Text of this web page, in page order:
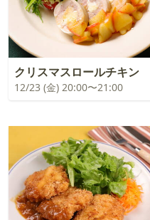
クリスマスロールチキン
12/23 (金) 20:00〜21:00